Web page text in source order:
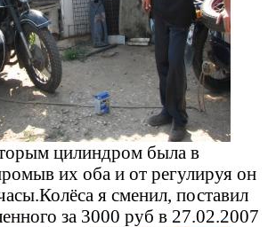
цилиндром была в
их оба и от регулируя он
я сменил, поставил
за 3000 руб в 27.02.2007